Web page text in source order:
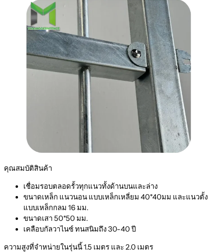
คุณสมบัติสินค้า
เชื่อมรอบตลอดรั้วทุกแนวทั้งด้านบนและล่าง
ขนาดเหล็ก แนวนอน แบบเหล็กเหลี่ยม 40*40มม และแนวตั้ง
แบบเหล็กกลม 16 มม.
ขนาดเสา 50*50 มม.
เคลือบกัลวาไนซ์ ทนสนิมถึง 30-40 ปี
ความสูงที่จำหน่ายในรุ่นนี้ 1.5 เมตร และ 2.0 เมตร